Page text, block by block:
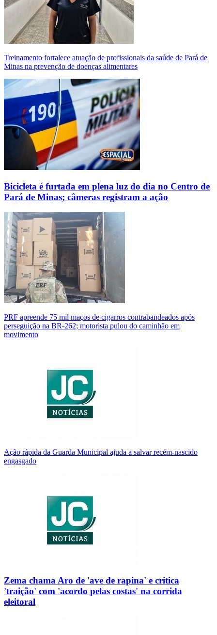
Treinamento fortalece atuação de profissionais da saúde de Pará de
Minas na prevenção de doenças alimentares
Bicicleta é furtada em plena luz do dia no Centro de
Pará de Minas; câmeras registram a ação
PRF apreende 75 mil maços de cigarros contrabandeados após
perseguição na BR-262; motorista pulou do caminhão em
movimento
Ação rápida da Guarda Municipal ajuda a salvar recém-nascido
engasgado
Zema chama Aro de 'ave de rapina' e critica
'traição' com 'acordo pelas costas' na corrida
eleitoral